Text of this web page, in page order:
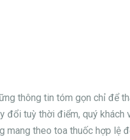
thông tin tóm gọn chỉ
đổi tuỳ thời điểm, quý
mang theo toa thuốc hợp